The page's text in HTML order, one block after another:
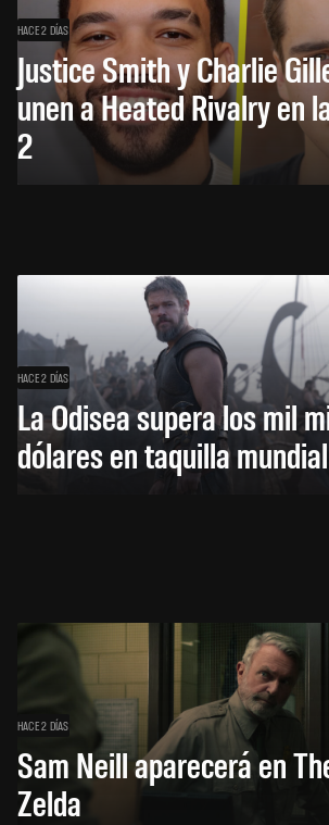
HACE 2 DÍAS
Justice Smith y Charlie
unen a Heated Rivalry en
2
HACE 2 DÍAS
La Odisea supera los mil
dólares en taquilla mundial
HACE 2 DÍAS
Sam Neill aparecerá en
Zelda